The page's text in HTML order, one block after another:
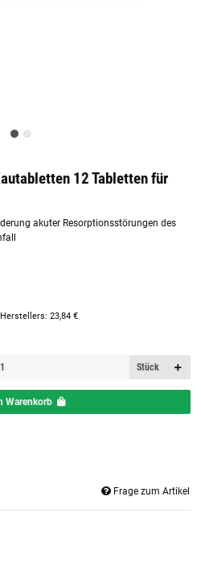
12 Tabletten für
akuter Resorptionsstörungen des
: 23,84 €
Stück
Warenkorb
Frage zum Artikel